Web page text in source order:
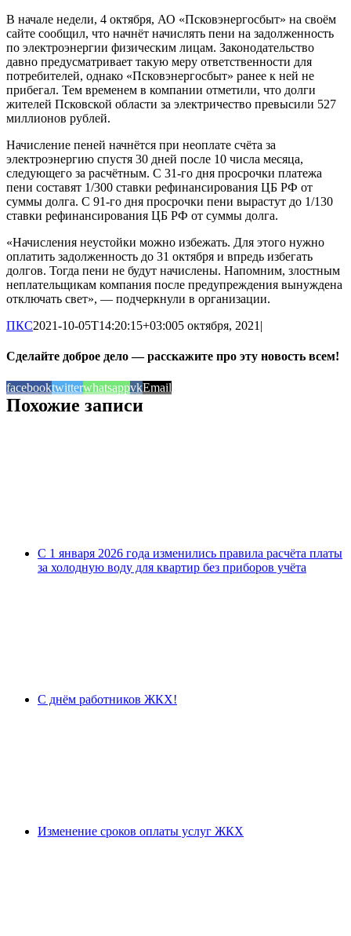
В начале недели, 4 октября, АО «Псковэнергосбыт» на своём
сайте сообщил, что начнёт начислять пени на задолженность
по электроэнергии физическим лицам. Законодательство
давно предусматривает такую меру ответственности для
потребителей, однако «Псковэнергосбыт» ранее к ней не
прибегал. Тем временем в компании отметили, что долги
жителей Псковской области за электричество превысили 527
миллионов рублей.
Начисление пеней начнётся при неоплате счёта за
электроэнергию спустя 30 дней после 10 числа месяца,
следующего за расчётным. С 31-го дня просрочки платежа
пени составят 1/300 ставки рефинансирования ЦБ РФ от
суммы долга. С 91-го дня просрочки пени вырастут до 1/130
ставки рефинансирования ЦБ РФ от суммы долга.
«Начисления неустойки можно избежать. Для этого нужно
оплатить задолженность до 31 октября и впредь избегать
долгов. Тогда пени не будут начислены. Напомним, злостным
неплательщикам компания после предупреждения вынуждена
отключать свет», — подчеркнули в организации.
ПКС2021-10-05T14:20:15+03:005 октября, 2021 |
Сделайте доброе дело — расскажите про эту новость всем!
facebooktwitterwhatsappvkEmail
Похожие записи
С 1 января 2026 года изменились правила расчёта платы
за холодную воду для квартир без приборов учёта
С днём работников ЖКХ!
Изменение сроков оплаты услуг ЖКХ